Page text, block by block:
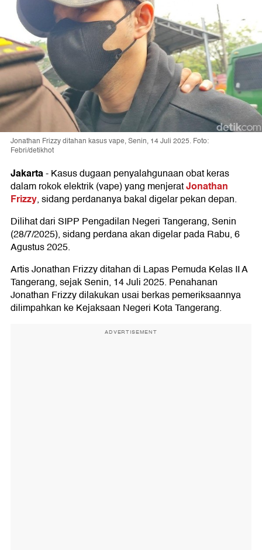
Jonathan Frizzy ditahan kasus vape, Senin, 14 Juli 2025. Foto:
Febri/detikhot
Jakarta-Kasus dugaan penyalahgunaan obat keras
dalam rokok elektrik (vape) yang menjeratJonathan
Frizzy, sidang perdananya bakal digelar pekan depan.
Dilihat dari SIPP Pengadilan Negeri Tangerang, Senin
(28/7/2025), sidang perdana akan digelar pada Rabu, 6
Agustus 2025.
Artis Jonathan Frizzy ditahan di Lapas Pemuda Kelas II A
Tangerang, sejak Senin, 14 Juli 2025. Penahanan
Jonathan Frizzy dilakukan usai berkas pemeriksaannya
dilimpahkan ke Kejaksaan Negeri Kota Tangerang.
ADVERTISEMENT